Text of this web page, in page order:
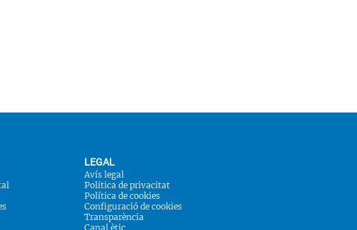
LEGAL
Avís legal
Política de privacitat
Política de cookies
Configuració de cookies
Transparència
Canal ètic